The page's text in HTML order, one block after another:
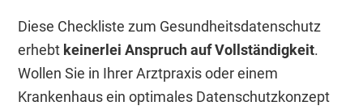
Diese Checkliste zum Gesundheitsdatenschutz
erhebt keinerlei Anspruch auf Vollständigkeit.
Wollen Sie in Ihrer Arztpraxis oder einem
Krankenhaus ein optimales Datenschutzkonzept